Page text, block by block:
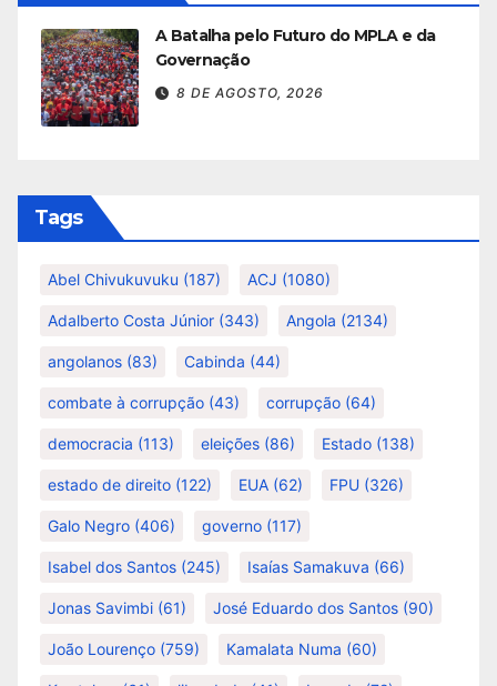
A Batalha pelo Futuro do MPLA e da
Governação
8 DE AGOSTO, 2026
Tags
Abel Chivukuvuku (187) ACJ (1080)
Adalberto Costa Júnior (343) Angola (2134)
angolanos (83) Cabinda (44)
combate à corrupção (43) corrupção (64)
democracia (113) eleições (86) Estado (138)
estado de direito (122) EUA (62) FPU (326)
Galo Negro (406) governo (117)
Isabel dos Santos (245) Isaías Samakuva (66)
Jonas Savimbi (61) José Eduardo dos Santos (90)
João Lourenço (759) Kamalata Numa (60)